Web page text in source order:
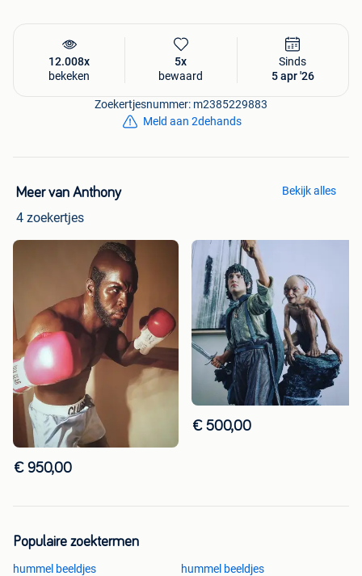
12.008x
bekeken
5x
bewaard
Sinds
5 apr '26
Zoekertjesnummer: m2385229883
Meld aan 2dehands
Meer van Anthony
4 zoekertjes
Bekijk alles
€ 950,00
€ 500,00
Populaire zoektermen
hummel beeldjes
hummel beeldjes